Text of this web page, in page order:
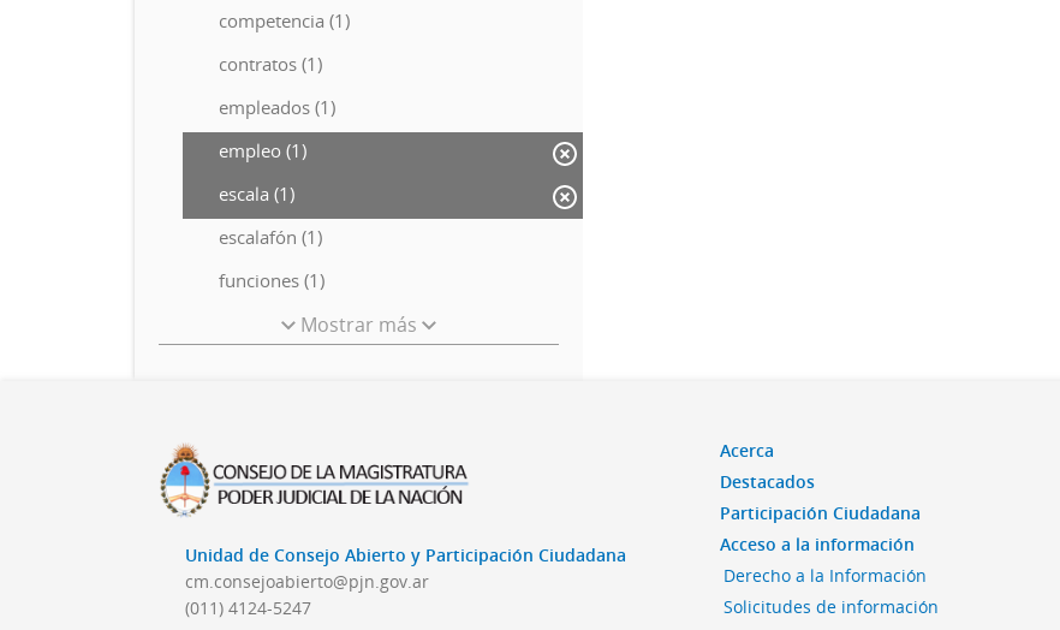
competencia (1)
contratos (1)
empleados (1)
empleo (1)
escala (1)
escalafón (1)
funciones (1)
Mostrar más
Unidad de Consejo Abierto y Participación Ciudadana
cm.consejoabierto@pjn.gov.ar
(011) 4124-5247
Acerca
Destacados
Participación Ciudadana
Acceso a la información
Derecho a la Información
Solicitudes de información